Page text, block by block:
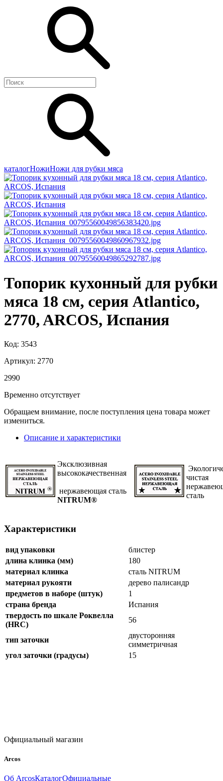
каталогНожиНожи для рубки мяса
Топорик кухонный для рубки
мяса 18 см, серия Atlantico,
2770, ARCOS, Испания
Код: 3543
Артикул: 2770
2990
Временно отсутствует
Обращаем внимание, после поступления цена товара может
измениться.
Описание и характеристики
Эксклюзивная
высококачественная
нержавеющая сталь
NITRUM®
чистая
сталь
Характеристики
вид упаковки
блистер
длина клинка (мм)
180
материал клинка
сталь NITRUM
материал рукояти
дерево палисандр
предметов в наборе (штук)
1
страна бренда
Испания
твердость по шкале Роквелла
(HRC)
56
тип заточки
двусторонняя
симметричная
угол заточки (градусы)
15
Официальный магазин
Arcos
Об ArcosКаталогОфициальные